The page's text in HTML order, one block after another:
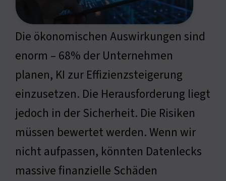
Die ökonomischen Auswirkungen sind
enorm – 68% der Unternehmen
planen, KI zur Effizienzsteigerung
einzusetzen. Die Herausforderung liegt
jedoch in der Sicherheit. Die Risiken
müssen bewertet werden. Wenn wir
nicht aufpassen, könnten Datenlecks
massive finanzielle Schäden